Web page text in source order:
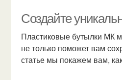
Создайте
Пластиковые бутылки МК
не только поможет вам
статье мы покажем вам,